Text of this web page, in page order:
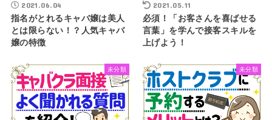
2021.06.04
指名がとれるキャバ嬢は美人
とは限らない！？人気キャバ
嬢の特徴
2021.05.11
必須！「お客さんを喜ばせる
言葉」を学んで接客スキルを
上げよう！
未分類 未分類